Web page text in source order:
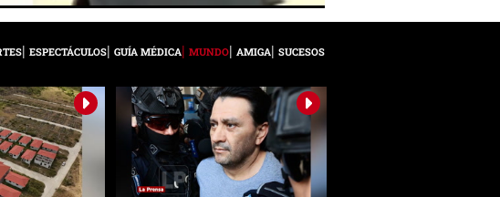
ESPECTÁCULOS GUÍA MÉDICA MUNDO AMIGA SUCESOS